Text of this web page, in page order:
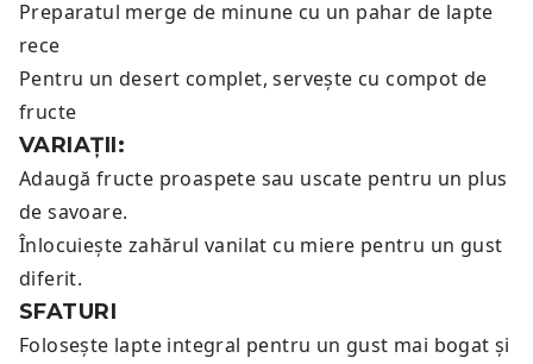
Preparatul merge de minune cu un pahar de lapte
rece
Pentru un desert complet, servește cu compot de
fructe
VARIAȚII:
Adaugă fructe proaspete sau uscate pentru un plus
de savoare.
Înlocuiește zahărul vanilat cu miere pentru un gust
diferit.
SFATURI
Folosește lapte integral pentru un gust mai bogat și